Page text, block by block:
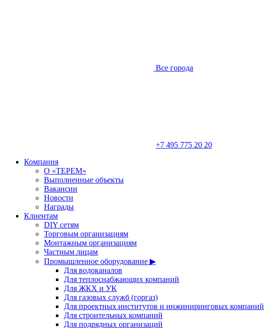
Все города
+7 495 775 20 20
Компания
О «ТЕРЕМ»
Выполненные объекты
Вакансии
Новости
Награды
Клиентам
DIY сетям
Торговым организациям
Монтажным организациям
Частным лицам
Промышленное оборудование ▶
Для водоканалов
Для теплоснабжающих компаний
Для ЖКХ и УК
Для газовых служб (горгаз)
Для проектных институтов и инжиниринговых компаний
Для строительных компаний
Для подрядных организаций